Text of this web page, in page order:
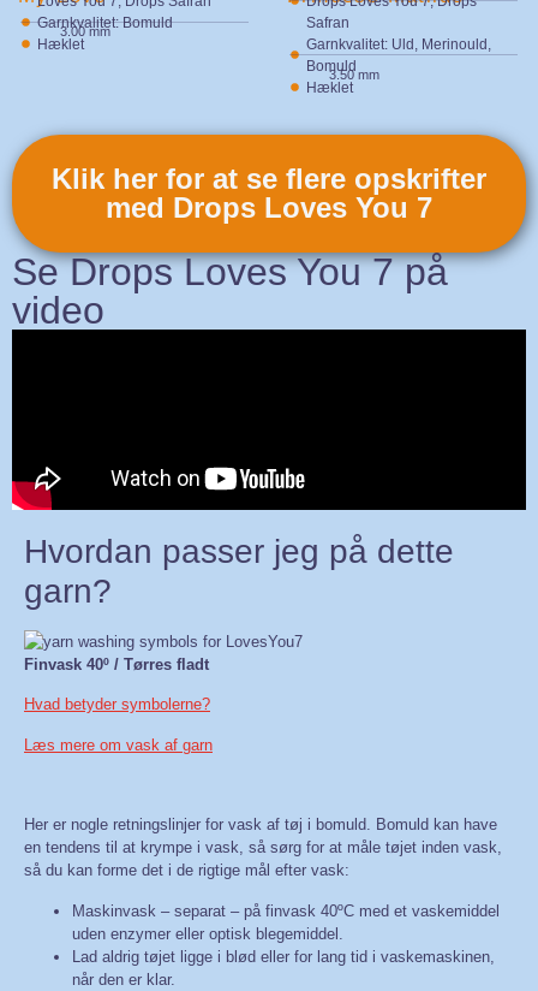
Garnkvalitet: Bomuld
Hæklet
3.00 mm
Safran
Garnkvalitet: Uld, Merinould,
Bomuld
Hæklet
3.50 mm
Klik her for at se flere opskrifter
med Drops Loves You 7
Se Drops Loves You 7 på
video
Hvordan passer jeg på dette
garn?
Finvask 40º / Tørres fladt
Hvad betyder symbolerne?
Læs mere om vask af garn
Her er nogle retningslinjer for vask af tøj i bomuld. Bomuld kan have
en tendens til at krympe i vask, så sørg for at måle tøjet inden vask,
så du kan forme det i de rigtige mål efter vask:
Maskinvask – separat – på finvask 40ºC med et vaskemiddel
uden enzymer eller optisk blegemiddel.
Lad aldrig tøjet ligge i blød eller for lang tid i vaskemaskinen,
når den er klar.